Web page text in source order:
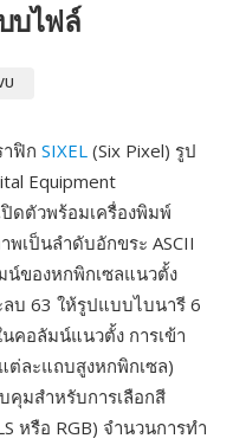
บไฟล์
ฟิก SIXEL (Six Pixel) รูป
Equipment
ดตัวพร้อมเครื่องพิมพ์
พเป็นลำดับอักขระ ASCII
ของหกพิกเซลแนวตั้ง
บ 63 ให้รูปแบบไบนารี 6
คอลัมน์แนวตั้ง การเข้า
ต่ละแถบสูงหกพิกเซล)
มสำหรับการเลือกสี
หรือ RGB) จำนวนการทำ